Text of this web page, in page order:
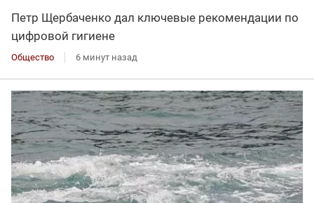
Петр Щербаченко дал ключевые рекомендации по
цифровой гигиене
Общество 6 минут назад